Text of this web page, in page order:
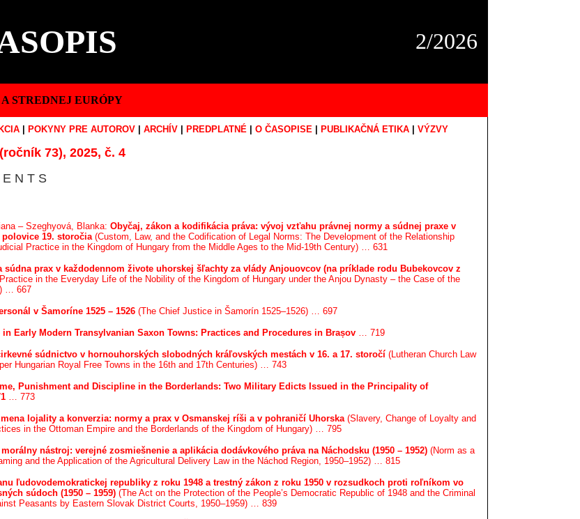
2/2026
STREDNEJ EURÓPY
POKYNY PRE AUTOROV ARCHÍV PREDPLATNÉ O ČASOPISE PUBLIKAČNÁ ETIKA VÝZVY
73), 2025, č. 4
N T S
– Szeghyová, Blanka: Obyčaj, zákon a kodifikácia práva: vývoj vzťahu právnej normy a súdnej praxe v
19. storočia(Custom, Law, and the Codification of Legal Norms: The Development of the Relationship
Practice in the Kingdom of Hungary from the Middle Ages to the Mid-19th Century) … 631
súdna prax v každodennom živote uhorskej šľachty za vlády Anjouovcov (na príklade rodu Bubekovcov z
in the Everyday Life of the Nobility of the Kingdom of Hungary under the Anjou Dynasty – the Case of the
… 667
v Šamoríne 1525 – 1526 (The Chief Justice in Šamorín 1525–1526) … 697
Early Modern Transylvanian Saxon Towns: Practices and Procedures in Brașov … 719
súdnictvo v hornouhorských slobodných kráľovských mestách v 16. a 17. storočí (Lutheran Church Law
Hungarian Royal Free Towns in the 16th and 17th Centuries) … 743
Punishment and Discipline in the Borderlands: Two Military Edicts Issued in the Principality of
… 773
lojality a konverzia: normy a prax v Osmanskej ríši a v pohraničí Uhorska(Slavery, Change of Loyalty and
in the Ottoman Empire and the Borderlands of the Kingdom of Hungary) … 795
morálny nástroj: verejné zosmiešnenie a aplikácia dodávkového práva na Náchodsku (1950 – 1952) (Norm as a
and the Application of the Agricultural Delivery Law in the Náchod Region, 1950–1952) … 815
ľudovodemokratickej republiky z roku 1948 a trestný zákon z roku 1950 v rozsudkoch proti roľníkom vo
súdoch (1950 – 1959) (The Act on the Protection of the People’s Democratic Republic of 1948 and the Criminal
Peasants by Eastern Slovak District Courts, 1950–1959) … 839